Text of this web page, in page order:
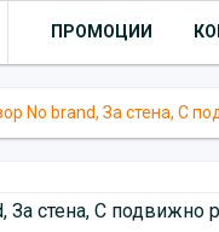
ПРОМОЦИИ
No brand, За стена, С